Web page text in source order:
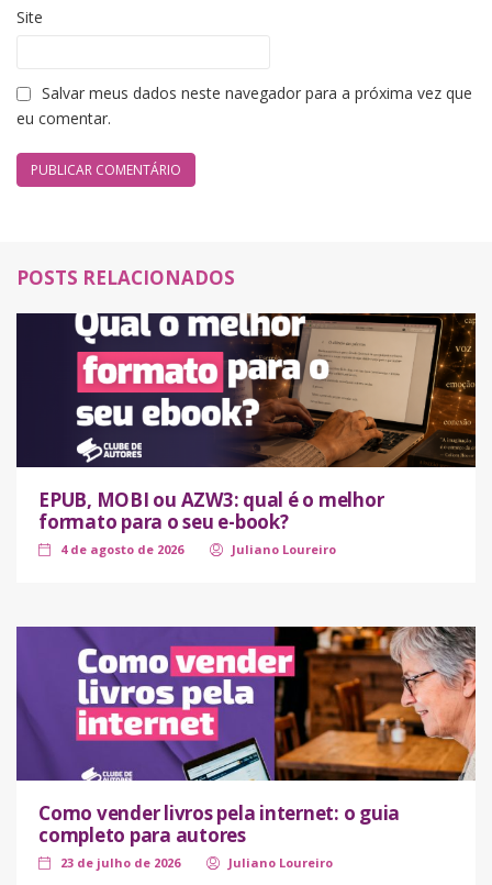
Site
Salvar meus dados neste navegador para a próxima vez que
eu comentar.
POSTS RELACIONADOS
EPUB, MOBI ou AZW3: qual é o melhor
formato para o seu e-book?
4 de agosto de 2026 Juliano Loureiro
Como vender livros pela internet: o guia
completo para autores
23 de julho de 2026 Juliano Loureiro